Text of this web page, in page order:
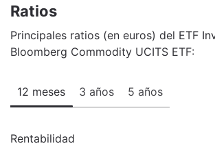
Ratios
Principales ratios (en euros) del ETF
Bloomberg Commodity UCITS ETF:
12 meses 3 años 5 años
Rentabilidad